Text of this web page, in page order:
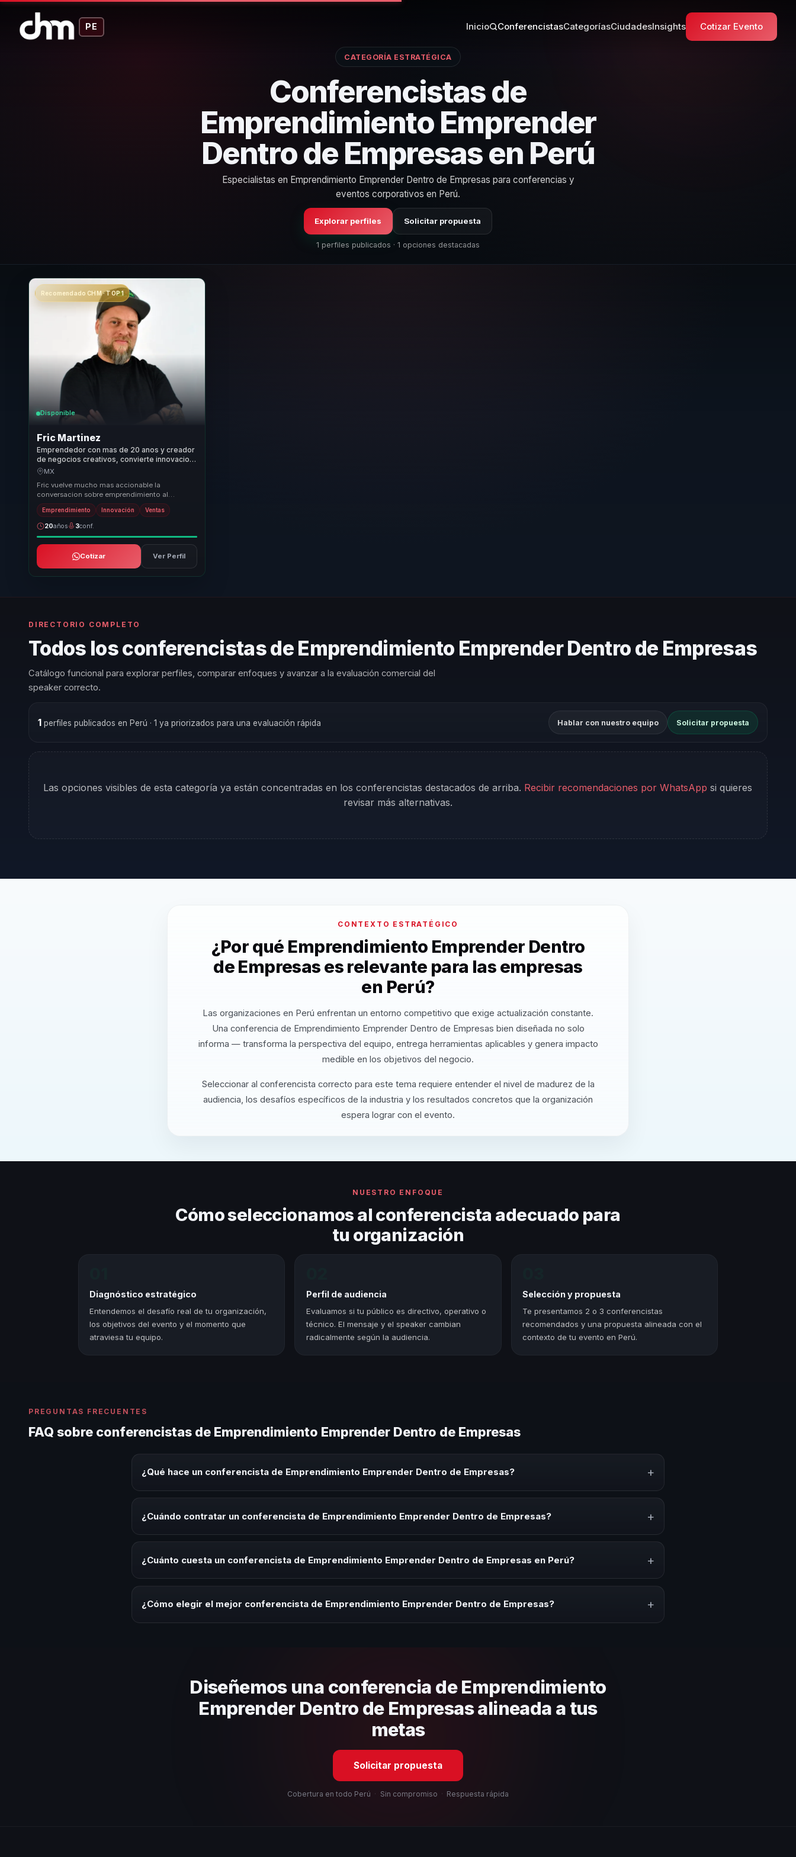
PE Inicio ConferencistasCategoríasCiudadesInsights Cotizar Evento
CATEGORÍA ESTRATÉGICA
Conferencistas de
Emprendimiento Emprender
Dentro de Empresas en Perú
Especialistas en Emprendimiento Emprender Dentro de Empresas para conferencias y
eventos corporativos en Perú.
Explorar perfiles Solicitar propuesta
1 perfiles publicados · 1 opciones destacadas
Recomendado CHM · TOP 1
Disponible
Fric Martinez
Emprendedor con mas de 20 anos y creador
de negocios creativos, convierte innovacion
en ejecucion para lideres empresariales.
MX
Fric vuelve mucho mas accionable la
conversacion sobre emprendimiento al
conectar ideas, ejecucion y crecimiento con
decisiones claras de...
Emprendimiento Innovación Ventas
20años 3conf.
Cotizar Ver Perfil
DIRECTORIO COMPLETO
Todos los conferencistas de Emprendimiento Emprender Dentro de Empresas
Catálogo funcional para explorar perfiles, comparar enfoques y avanzar a la evaluación comercial del
speaker correcto.
1 perfiles publicados en Perú · 1 ya priorizados para una evaluación rápida Hablar con nuestro equipo Solicitar propuesta
Las opciones visibles de esta categoría ya están concentradas en los conferencistas destacados de arriba. Recibir recomendaciones por WhatsApp si quieres
revisar más alternativas.
CONTEXTO ESTRATÉGICO
¿Por qué Emprendimiento Emprender Dentro
de Empresas es relevante para las empresas
en Perú?
Las organizaciones en Perú enfrentan un entorno competitivo que exige actualización constante.
Una conferencia de Emprendimiento Emprender Dentro de Empresas bien diseñada no solo
informa — transforma la perspectiva del equipo, entrega herramientas aplicables y genera impacto
medible en los objetivos del negocio.
Seleccionar al conferencista correcto para este tema requiere entender el nivel de madurez de la
audiencia, los desafíos específicos de la industria y los resultados concretos que la organización
espera lograr con el evento.
NUESTRO ENFOQUE
Cómo seleccionamos al conferencista adecuado para
tu organización
Diagnóstico estratégico
Entendemos el desafío real de tu organización,
los objetivos del evento y el momento que
atraviesa tu equipo.
Perfil de audiencia
Evaluamos si tu público es directivo, operativo o
técnico. El mensaje y el speaker cambian
radicalmente según la audiencia.
Selección y propuesta
Te presentamos 2 o 3 conferencistas
recomendados y una propuesta alineada con el
contexto de tu evento en Perú.
PREGUNTAS FRECUENTES
FAQ sobre conferencistas de Emprendimiento Emprender Dentro de Empresas
¿Qué hace un conferencista de Emprendimiento Emprender Dentro de Empresas? +
herramientas aplicables para la audiencia.
¿Cuándo contratar un conferencista de Emprendimiento Emprender Dentro de Empresas? +
temática.
¿Cuánto cuesta un conferencista de Emprendimiento Emprender Dentro de Empresas en Perú? +
¿Cómo elegir el mejor conferencista de Emprendimiento Emprender Dentro de Empresas? +
Diseñemos una conferencia de Emprendimiento
Emprender Dentro de Empresas alineada a tus
metas
Solicitar propuesta
Cobertura en todo Perú · Sin compromiso · Respuesta rápida